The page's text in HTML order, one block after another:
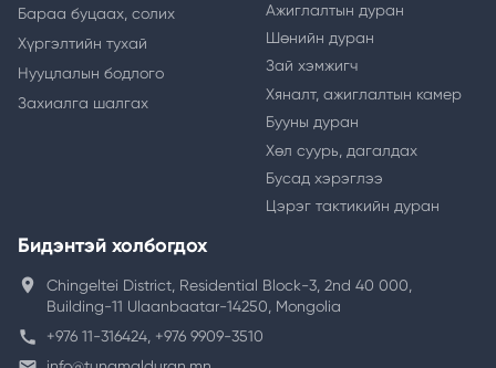
Бараа буцаах, солих
Хүргэлтийн тухай
Нууцлалын бодлого
Захиалга шалгах
Ажиглалтын дуран
Шөнийн дуран
Зай хэмжигч
Хяналт, ажиглалтын камер
Бууны дуран
Хөл суурь, дагалдах
Бусад хэрэглээ
Цэрэг тактикийн дуран
Бидэнтэй холбогдох
location_on
Chingeltei District, Residential Block-3, 2nd 40 000,
Building-11 Ulaanbaatar-14250, Mongolia
call +976 11-316424, +976 9909-3510